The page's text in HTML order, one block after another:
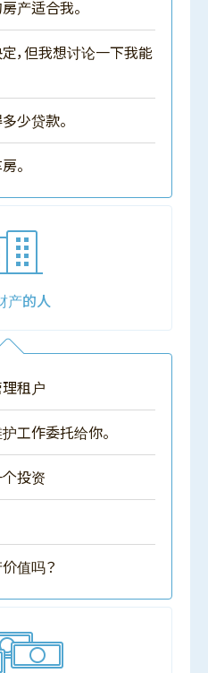
产适合我。
，但我想讨论一下我能
少贷款。
。
产的人
租户
工作委托给你。
投资
值吗？